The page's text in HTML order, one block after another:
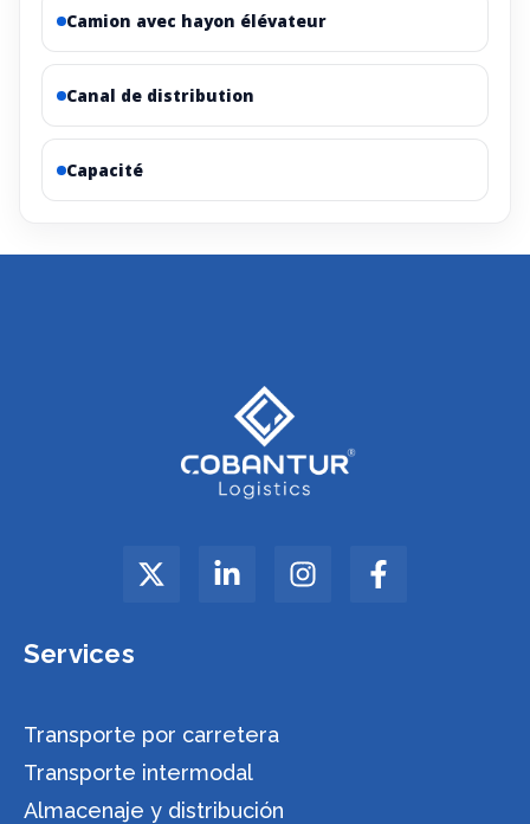
Camion avec hayon élévateur
Canal de distribution
Capacité
Services
Transporte por carretera
Transporte intermodal
Almacenaje y distribución